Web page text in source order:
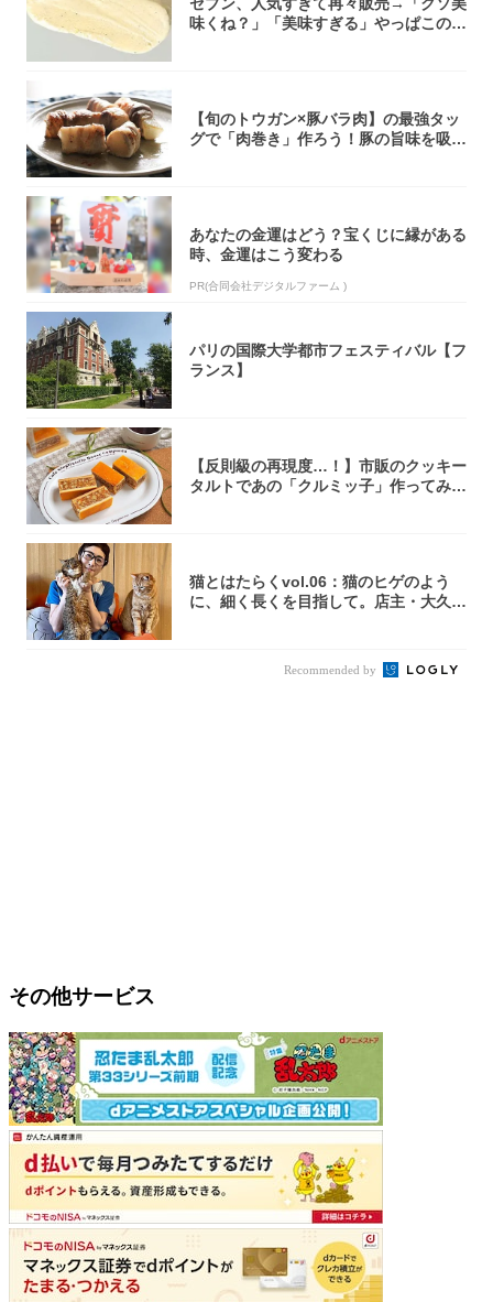
味くね？」「美味すぎる」やっぱこのク
【旬のトウガン×豚バラ肉】の最強タッ
グで「肉巻き」作ろう！豚の旨味を吸い
あなたの金運はどう？宝くじに縁がある
時、金運はこう変わる
PR(合同会社デジタルファーム )
パリの国際大学都市フェスティバル【フ
ランス】
【反則級の再現度…！】市販のクッキー
タルトであの「クルミッ子」作ってみ
猫とはたらくvol.06：猫のヒゲのよう
に、細く長くを目指して。店主・大久保
Recommended by
その他サービス